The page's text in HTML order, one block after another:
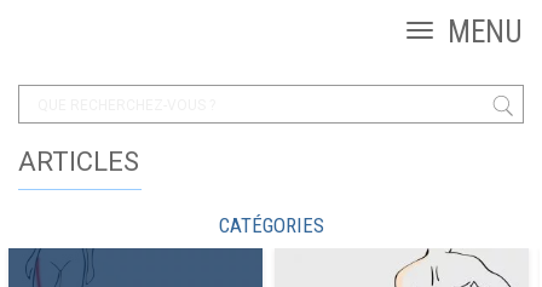
ARTICLES
CATÉGORIES